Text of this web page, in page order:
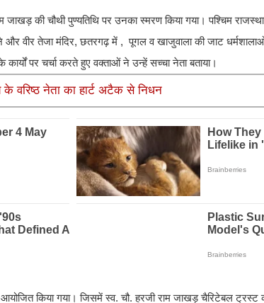
जाखड़ की चौथी पुण्यतिथि पर उनका स्मरण किया गया। पश्चिम
और वीर तेजा मंदिर, छतरगढ़ में , पूगल व खाजुवाला की जाट
पर चर्चा करते हुए वक्ताओं ने उन्हें सच्चा नेता बताया।
वरिष्ठ नेता का हार्ट अटैक से निधन
किया गया। जिसमें स्व. चौ. हरजी राम जाखड़ चैरिटेबल ट्रस्ट